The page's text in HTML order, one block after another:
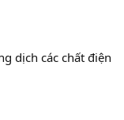
dịch các chất điện